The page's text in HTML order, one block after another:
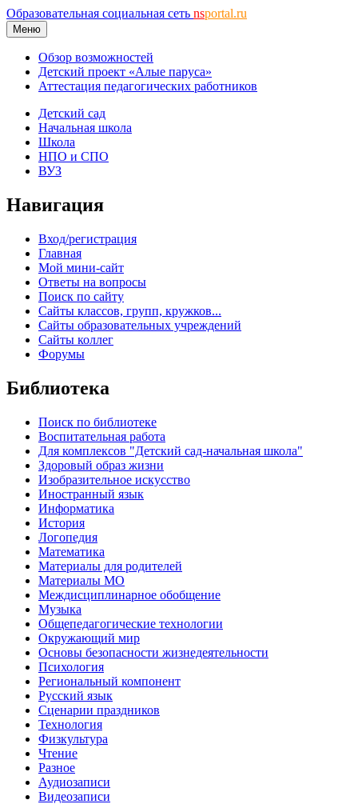
Образовательная социальная сеть nsportal.ru
Меню
Обзор возможностей
Детский проект «Алые паруса»
Аттестация педагогических работников
Детский сад
Начальная школа
Школа
НПО и СПО
ВУЗ
Навигация
Вход/регистрация
Главная
Мой мини-сайт
Ответы на вопросы
Поиск по сайту
Сайты классов, групп, кружков...
Сайты образовательных учреждений
Сайты коллег
Форумы
Библиотека
Поиск по библиотеке
Воспитательная работа
Для комплексов "Детский сад-начальная школа"
Здоровый образ жизни
Изобразительное искусство
Иностранный язык
Информатика
История
Логопедия
Математика
Материалы для родителей
Материалы МО
Междисциплинарное обобщение
Музыка
Общепедагогические технологии
Окружающий мир
Основы безопасности жизнедеятельности
Психология
Региональный компонент
Русский язык
Сценарии праздников
Технология
Физкультура
Чтение
Разное
Аудиозаписи
Видеозаписи